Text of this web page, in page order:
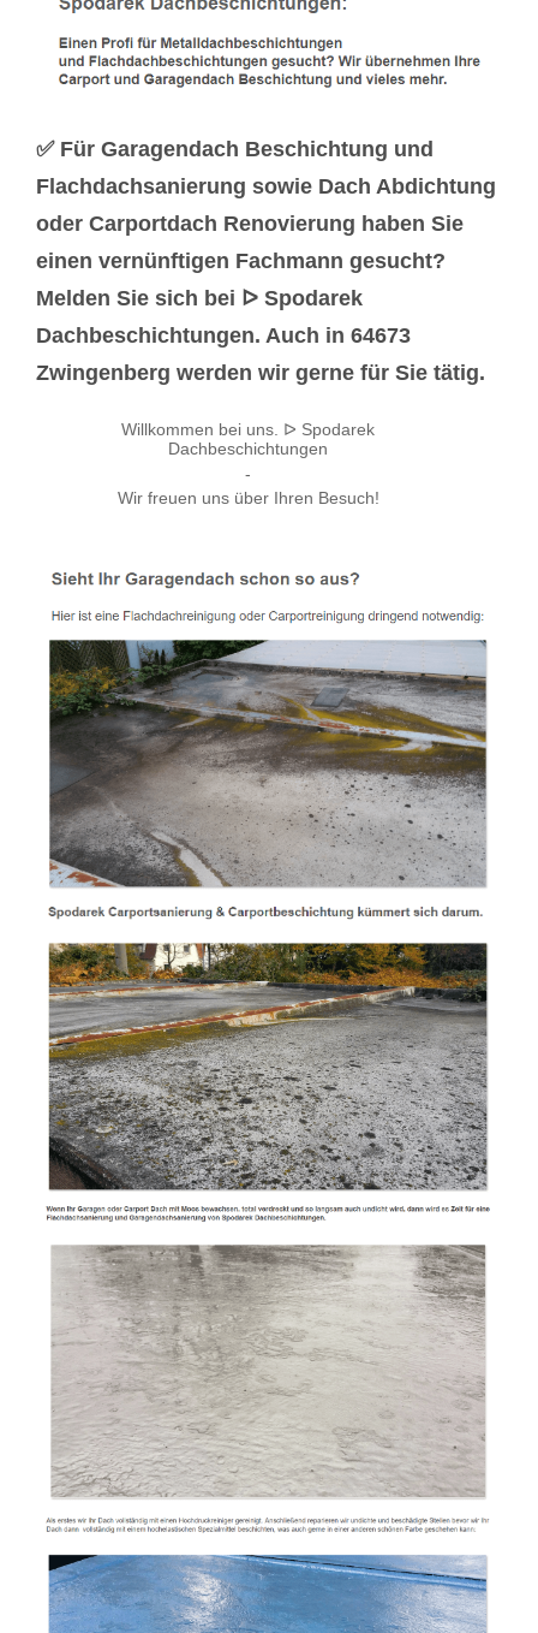
✅ Für Garagendach Beschichtung und
Flachdachsanierung sowie Dach Abdichtung
oder Carportdach Renovierung haben Sie
einen vernünftigen Fachmann gesucht?
Melden Sie sich bei ᐅ Spodarek
Dachbeschichtungen. Auch in 64673
Zwingenberg werden wir gerne für Sie tätig.
Willkommen bei uns. ᐅ Spodarek
Dachbeschichtungen
-
Wir freuen uns über Ihren Besuch!